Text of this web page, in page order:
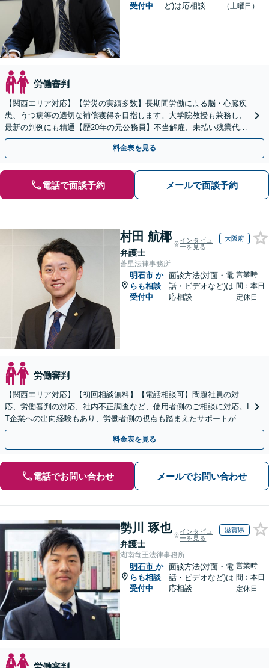
受付中
ど)は応相談
（土曜日）
労働審判
【関西エリア対応】【労災の実績多数】長期間労働による脳・心臓疾
患、うつ病等の適切な補償獲得を目指します。大学院教授も兼務し、
最新の判例にも精通【歴20年の元公務員】不当解雇、未払い残業代
等、労働者の立場から親身にサポート【初回相談無料】
料金表を見る
電話で面談予約 メールで面談予約
村田 航椰
弁護士
インタビュ
ーを見る
大阪府
蒼星法律事務所
明石市 か
らも相談
受付中
面談方法(対面・電
話・ビデオなど)は
応相談
営業時
間：本日
定休日
労働審判
【関西エリア対応】【初回相談無料】【電話相談可】問題社員の対
応、労働審判の対応、社内不正調査など、使用者側のご相談に対応。I
T企業への出向経験もあり、労働者側の視点も踏まえたサポートが可
能です。お気軽にご相談ください。【夜間・土日相談可】
料金表を見る
電話でお問い合わせ メールでお問い合わせ
勢川 琢也
弁護士
インタビュ
ーを見る
滋賀県
湖南竜王法律事務所
明石市 か
らも相談
受付中
面談方法(対面・電
話・ビデオなど)は
応相談
営業時
間：本日
定休日